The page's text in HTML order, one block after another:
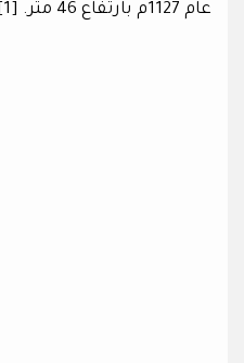
عام 1127م بارتفاع 46 متر. [1]